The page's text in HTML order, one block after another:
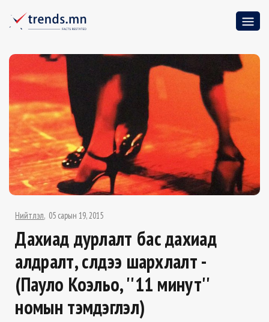
Нийтлэл 05 сарын 19, 2015
Дахиад дурлалт бас дахиад
алдралт, сүүлдээ шархлалт -
(Пауло Коэльо, ''11 минут''
номын тэмдэглэл)